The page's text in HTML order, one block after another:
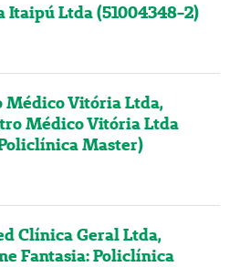
Itaipú Ltda (51004348-2)
Médico Vitória Ltda,
Médico Vitória Ltda
Master)
Clínica Geral Ltda,
Fantasia: Policlínica